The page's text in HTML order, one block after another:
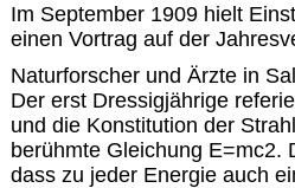
Im September 1909 hielt
einen Vortrag auf der
Naturforscher und Ärzte in
Der erst Dressigjährige
und die Konstitution der
berühmte Gleichung E=mc2.
dass zu jeder Energie auch